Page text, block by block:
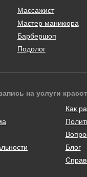
Массажист
Мастер маникюра
Барбершоп
Подолог
на услуги
Как
Блог